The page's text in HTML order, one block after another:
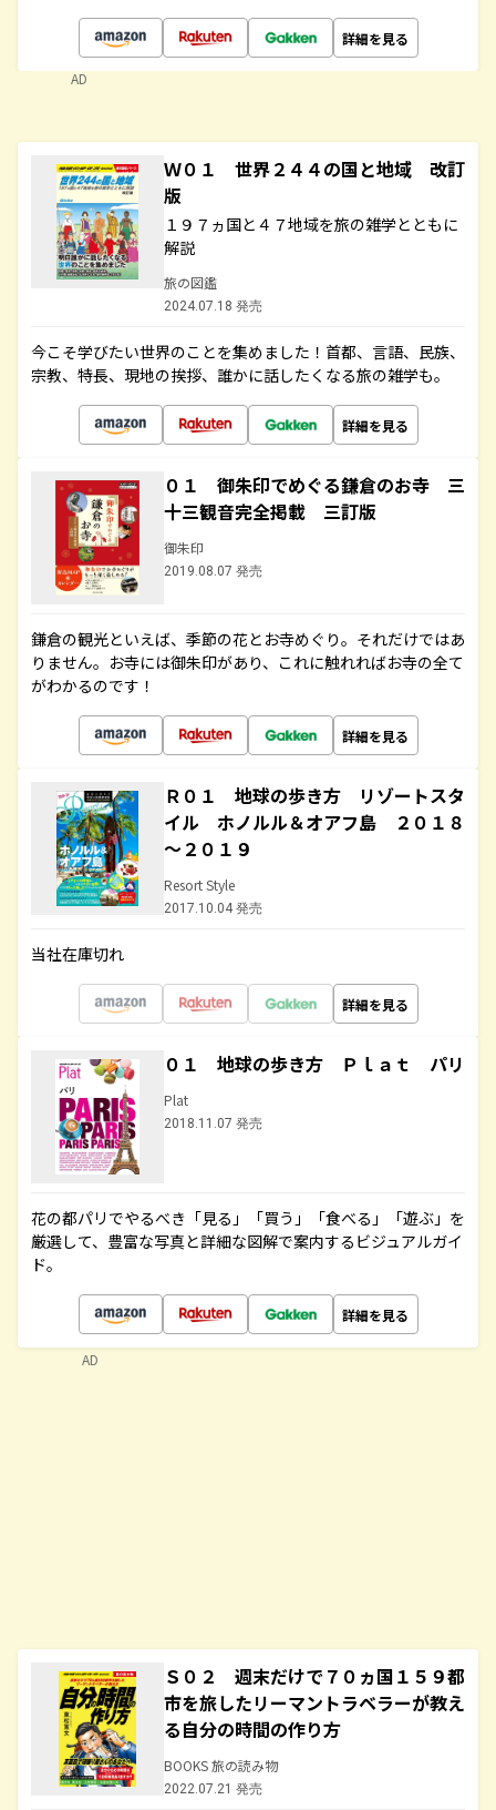
詳細を見る
AD
Ｗ０１ 世界２４４の国と地域 改訂
版
１９７ヵ国と４７地域を旅の雑学とともに
解説
旅の図鑑
2024.07.18 発売
今こそ学びたい世界のことを集めました！首都、言語、民族、
宗教、特長、現地の挨拶、誰かに話したくなる旅の雑学も。
詳細を見る
０１ 御朱印でめぐる鎌倉のお寺 三
十三観音完全掲載 三訂版
御朱印
2019.08.07 発売
鎌倉の観光といえば、季節の花とお寺めぐり。それだけではあ
りません。お寺には御朱印があり、これに触れればお寺の全て
がわかるのです！
詳細を見る
Ｒ０１ 地球の歩き方 リゾートスタ
イル ホノルル＆オアフ島 ２０１８
～２０１９
Resort Style
2017.10.04 発売
当社在庫切れ
詳細を見る
０１ 地球の歩き方 Ｐｌａｔ パリ
Plat
2018.11.07 発売
花の都パリでやるべき「見る」「買う」「食べる」「遊ぶ」を
厳選して、豊富な写真と詳細な図解で案内するビジュアルガイ
ド。
詳細を見る
Ｓ０２ 週末だけで７０ヵ国１５９都
市を旅したリーマントラベラーが教え
る自分の時間の作り方
BOOKS 旅の読み物
2022.07.21 発売
AD